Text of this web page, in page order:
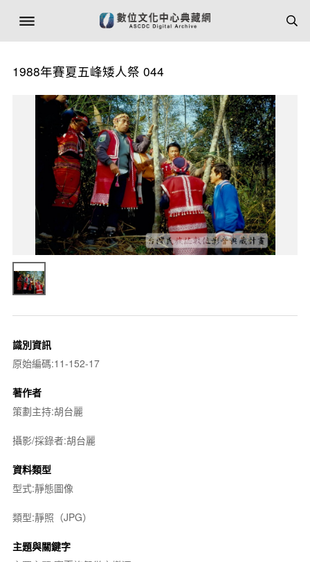
1988年賽夏五峰矮人祭 044
識別資訊
原始編碼:11-152-17
著作者
策劃主持:胡台麗
攝影/採錄者:胡台麗
資料類型
型式:靜態圖像
類型:靜照（JPG）
主題與關鍵字